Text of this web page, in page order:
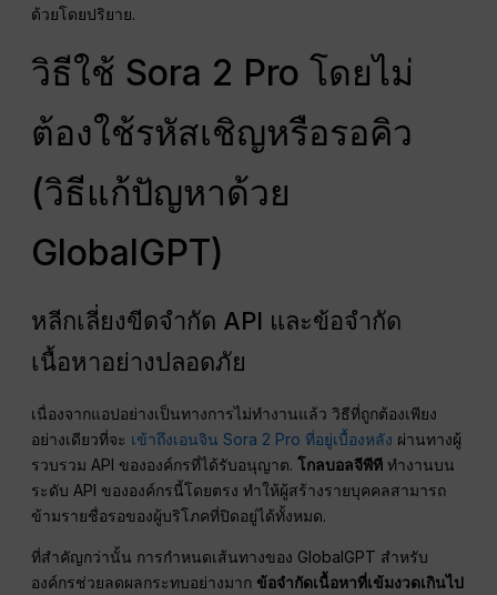
ด้วยโดยปริยาย.
วิธีใช้ Sora 2 Pro โดยไม่
ต้องใช้รหัสเชิญหรือรอคิว
(วิธีแก้ปัญหาด้วย
GlobalGPT)
หลีกเลี่ยงขีดจำกัด API และข้อจำกัด
เนื้อหาอย่างปลอดภัย
เนื่องจากแอปอย่างเป็นทางการไม่ทำงานแล้ว วิธีที่ถูกต้องเพียง
อย่างเดียวที่จะ เข้าถึงเอนจิน Sora 2 Pro ที่อยู่เบื้องหลัง ผ่านทางผู้
รวบรวม API ขององค์กรที่ได้รับอนุญาต.โกลบอลจีพีที ทำงานบน
ระดับ API ขององค์กรนี้โดยตรง ทำให้ผู้สร้างรายบุคคลสามารถ
ข้ามรายชื่อรอของผู้บริโภคที่ปิดอยู่ได้ทั้งหมด.
ที่สำคัญกว่านั้น การกำหนดเส้นทางของ GlobalGPT สำหรับ
องค์กรช่วยลดผลกระทบอย่างมาก ข้อจำกัดเนื้อหาที่เข้มงวดเกินไป